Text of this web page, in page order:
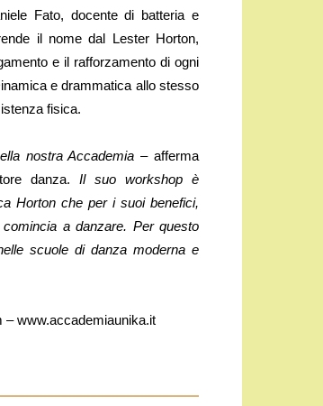
Fato, docente di batteria e
il nome dal Lester Horton,
e il rafforzamento di ogni
e drammatica allo stesso
fisica.
nostra Accademia – afferma
danza. Il suo workshop è
Horton che per i suoi benefici,
a danzare. Per questo
scuole di danza moderna e
– www.accademiaunika.it